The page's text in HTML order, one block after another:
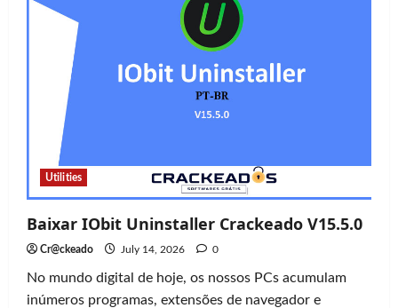
Utilities
Baixar IObit Uninstaller Crackeado V15.5.0
Cr@ckeado July 14, 2026 0
No mundo digital de hoje, os nossos PCs acumulam
inúmeros programas, extensões de navegador e